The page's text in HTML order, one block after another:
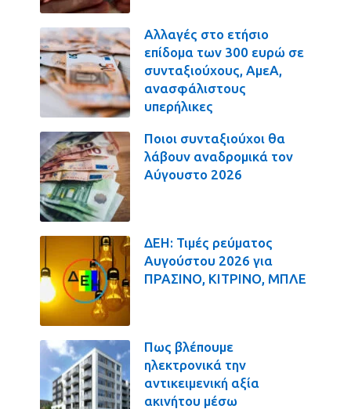
Αλλαγές στο ετήσιο
επίδομα των 300 ευρώ σε
συνταξιούχους, ΑμεΑ,
ανασφάλιστους
υπερήλικες
Ποιοι συνταξιούχοι θα
λάβουν αναδρομικά τον
Αύγουστο 2026
ΔΕΗ: Τιμές ρεύματος
Αυγούστου 2026 για
ΠΡΑΣΙΝΟ, ΚΙΤΡΙΝΟ, ΜΠΛΕ
Πως βλέπουμε
ηλεκτρονικά την
αντικειμενική αξία
ακινήτου μέσω